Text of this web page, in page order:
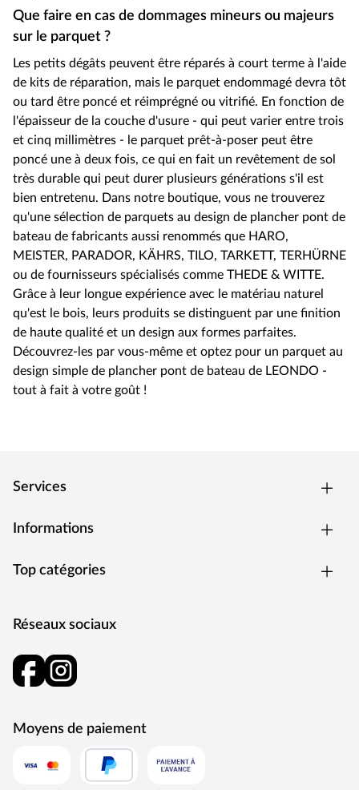
Que faire en cas de dommages mineurs ou majeurs
sur le parquet ?
Les petits dégâts peuvent être réparés à court terme à l'aide
de kits de réparation, mais le parquet endommagé devra tôt
ou tard être poncé et réimprégné ou vitrifié. En fonction de
l'épaisseur de la couche d'usure - qui peut varier entre trois
et cinq millimètres - le parquet prêt-à-poser peut être
poncé une à deux fois, ce qui en fait un revêtement de sol
très durable qui peut durer plusieurs générations s'il est
bien entretenu. Dans notre boutique, vous ne trouverez
qu'une sélection de parquets au design de plancher pont de
bateau de fabricants aussi renommés que HARO,
MEISTER, PARADOR, KÄHRS, TILO, TARKETT, TERHÜRNE
ou de fournisseurs spécialisés comme THEDE & WITTE.
Grâce à leur longue expérience avec le matériau naturel
qu'est le bois, leurs produits se distinguent par une finition
de haute qualité et un design aux formes parfaites.
Découvrez-les par vous-même et optez pour un parquet au
design simple de plancher pont de bateau de LEONDO -
tout à fait à votre goût !
Services
Informations
Top catégories
Réseaux sociaux
Moyens de paiement